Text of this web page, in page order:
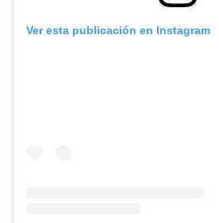
Ver esta publicación en Instagram